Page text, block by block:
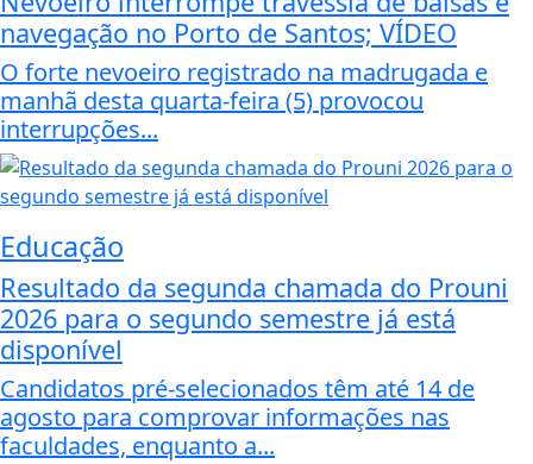
navegação no Porto de Santos; VÍDEO
O forte nevoeiro registrado na madrugada e
manhã desta quarta-feira (5) provocou
interrupções...
Educação
Resultado da segunda chamada do Prouni
2026 para o segundo semestre já está
disponível
Candidatos pré-selecionados têm até 14 de
agosto para comprovar informações nas
faculdades, enquanto a...